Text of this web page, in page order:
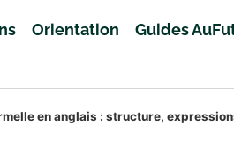
Orientation Guides
en anglais : structure,